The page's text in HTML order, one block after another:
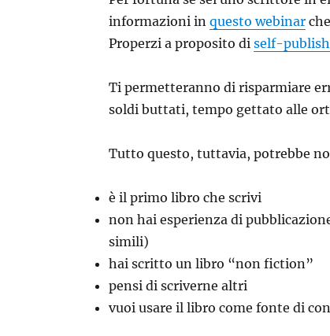
informazioni in questo webinar
Properzi a proposito di self-
Ti permetteranno di risparmiare
soldi buttati, tempo gettato alle
Tutto questo, tuttavia, potrebbe
è il primo libro che scrivi
non hai esperienza di
simili)
hai scritto un libro “non fiction”
pensi di scriverne altri
vuoi usare il libro come fonte di